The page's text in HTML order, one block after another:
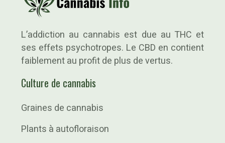
L’addiction au cannabis est due au THC et
ses effets psychotropes. Le CBD en contient
faiblement au profit de plus de vertus.
Culture de cannabis
Graines de cannabis
Plants à autofloraison